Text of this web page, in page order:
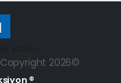
2026©
®